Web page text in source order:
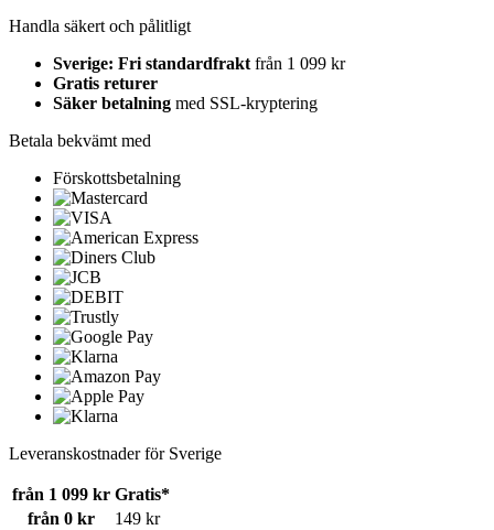
Handla säkert och pålitligt
Sverige: Fri standardfrakt från 1 099 kr
Gratis returer
Säker betalning med SSL-kryptering
Betala bekvämt med
Förskottsbetalning
Leveranskostnader för Sverige
från 1 099 kr Gratis*
från 0 kr
149 kr